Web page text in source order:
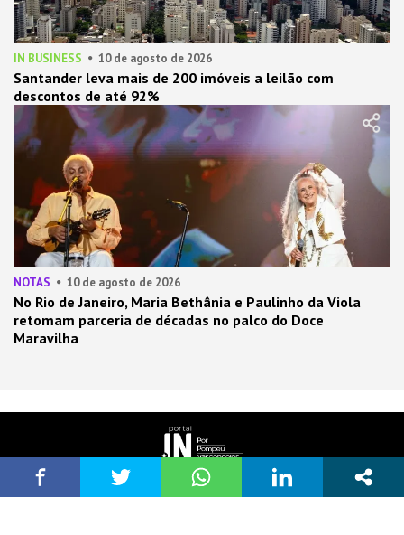
IN BUSINESS 10 de agosto de 2026
Santander leva mais de 200 imóveis a leilão com
descontos de até 92%
NOTAS 10 de agosto de 2026
No Rio de Janeiro, Maria Bethânia e Paulinho da Viola
retomam parceria de décadas no palco do Doce
Maravilha